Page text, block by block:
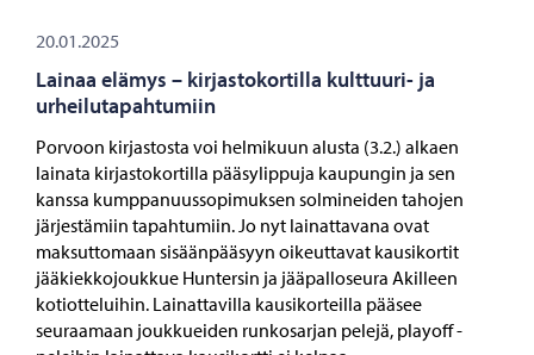
20.01.2025
Lainaa elämys – kirjastokortilla kulttuuri- ja
urheilutapahtumiin
Porvoon kirjastosta voi helmikuun alusta (3.2.) alkaen
lainata kirjastokortilla pääsylippuja kaupungin ja sen
kanssa kumppanuussopimuksen solmineiden tahojen
järjestämiin tapahtumiin. Jo nyt lainattavana ovat
maksuttomaan sisäänpääsyyn oikeuttavat kausikortit
jääkiekkojoukkue Huntersin ja jääpalloseura Akilleen
kotiotteluihin. Lainattavilla kausikorteilla pääsee
seuraamaan joukkueiden runkosarjan pelejä, playoff -